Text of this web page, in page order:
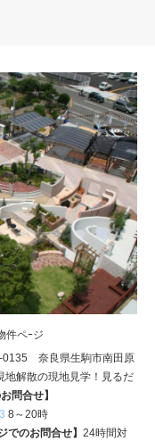
件ペｰジ
0135 奈良県生駒市南田原
地解散の現地見学！見るだ
問合せ】
8～20時
でのお問合せ】 24時間対